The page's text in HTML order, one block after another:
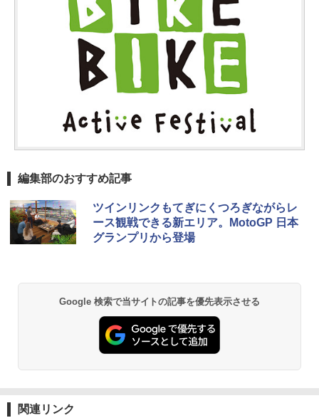
編集部のおすすめ記事
ツインリンクもてぎにくつろぎながらレ
ース観戦できる新エリア。MotoGP 日本
グランプリから登場
Google 検索で当サイトの記事を優先表示させる
関連リンク